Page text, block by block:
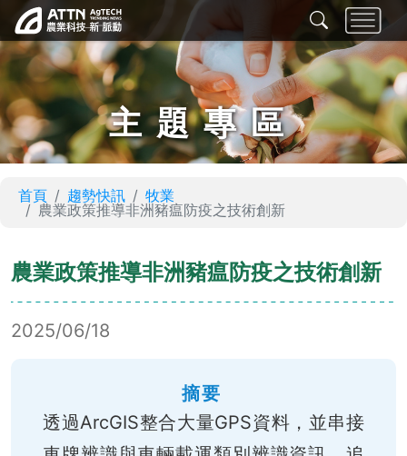
主題專區
首頁 趨勢快訊
牧業
農業政策推導非洲豬瘟防疫之技術創新
農業政策推導非洲豬瘟防疫之技術創新
2025/06/18
摘要
透過ArcGIS整合大量GPS資料，並串接